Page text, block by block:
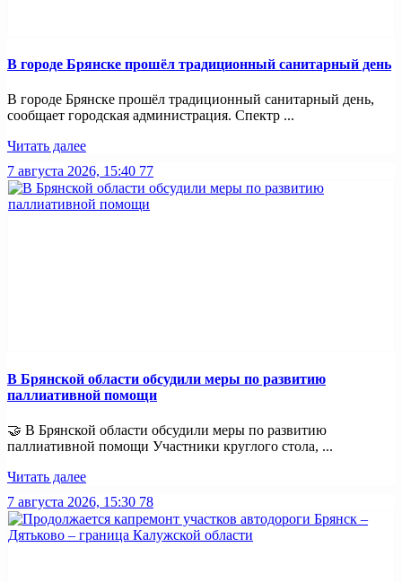
В городе Брянске прошёл традиционный санитарный день
В городе Брянске прошёл традиционный санитарный день,
сообщает городская администрация. Спектр ...
Читать далее
7 августа 2026, 15:40 77
В Брянской области обсудили меры по развитию
паллиативной помощи
🤝 В Брянской области обсудили меры по развитию
паллиативной помощи Участники круглого стола, ...
Читать далее
7 августа 2026, 15:30 78